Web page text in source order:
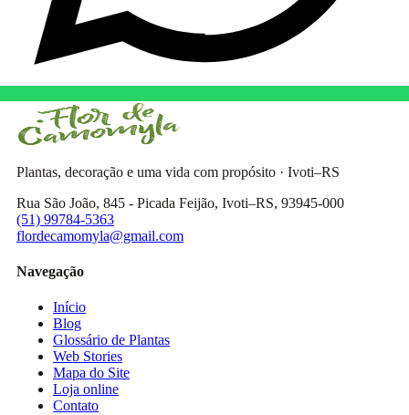
Plantas, decoração e uma vida com propósito · Ivoti–RS
Rua São João, 845 - Picada Feijão, Ivoti–RS, 93945-000
(51) 99784-5363
flordecamomyla@gmail.com
Navegação
Início
Blog
Glossário de Plantas
Web Stories
Mapa do Site
Loja online
Contato